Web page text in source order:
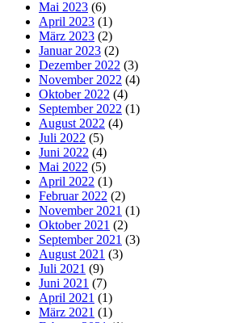
Mai 2023 (6)
April 2023 (1)
März 2023 (2)
Januar 2023 (2)
Dezember 2022 (3)
November 2022 (4)
Oktober 2022 (4)
September 2022 (1)
August 2022 (4)
Juli 2022 (5)
Juni 2022 (4)
Mai 2022 (5)
April 2022 (1)
Februar 2022 (2)
November 2021 (1)
Oktober 2021 (2)
September 2021 (3)
August 2021 (3)
Juli 2021 (9)
Juni 2021 (7)
April 2021 (1)
März 2021 (1)